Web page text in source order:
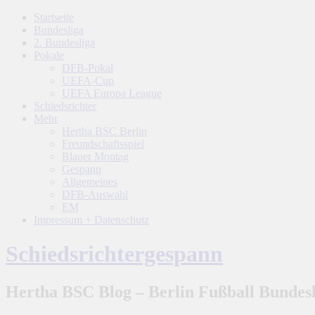
Startseite
Bundesliga
2. Bundesliga
Pokale
DFB-Pokal
UEFA-Cup
UEFA Europa League
Schiedsrichter
Mehr
Hertha BSC Berlin
Freundschaftsspiel
Blauer Montag
Gespann
Allgemeines
DFB-Auswahl
EM
Impressum + Datenschutz
Schiedsrichtergespann
Hertha BSC Blog – Berlin Fußball